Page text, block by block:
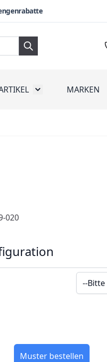
for PromotionToggle submenu
MARKEN
020
Muster bestellen